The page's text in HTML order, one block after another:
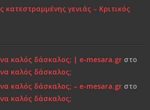
Πραγματικότητα
“τώρα”..!
με τη μέρα… Μήπως είναι πια πολύ
Ανθεκτικότητα στους «Ύποπτους»
καλός δάσκαλος; | e-mesara.gr στο
καλός δάσκαλος;
καλός δάσκαλος; – e-mesara.gr στο
καλός δάσκαλος;